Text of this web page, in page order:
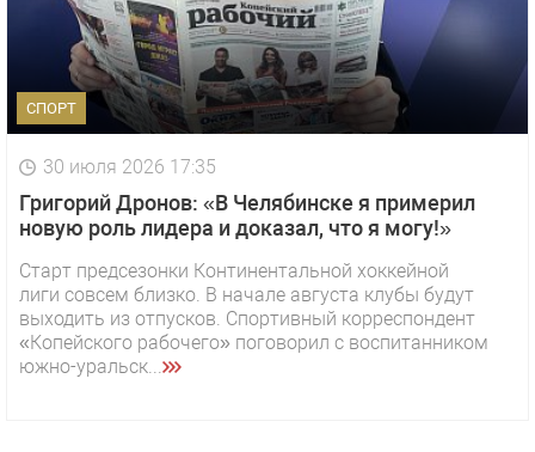
СПОРТ
30 июля 2026 17:35
Григорий Дронов: «В Челябинске я примерил
новую роль лидера и доказал, что я могу!»
Старт предсезонки Континентальной хоккейной
лиги совсем близко. В начале августа клубы будут
выходить из отпусков. Спортивный корреспондент
«Копейского рабочего» поговорил с воспитанником
южно-уральск...